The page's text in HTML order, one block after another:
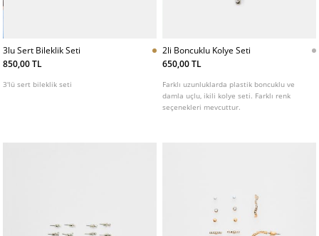
3lu Sert Bileklik Seti
850,00 TL
3'lü sert bileklik seti
2li Boncuklu Kolye Seti
650,00 TL
Farklı uzunluklarda plastik boncuklu ve
damla uçlu, ikili kolye seti. Farklı renk
seçenekleri mevcuttur.